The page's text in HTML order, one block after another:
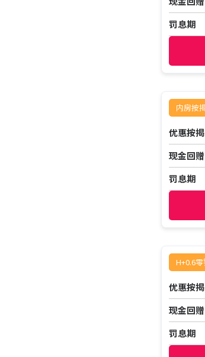
罚息期
内房按
优惠按
现金回赠
罚息期
H+0.6
优惠按
现金回赠
罚息期